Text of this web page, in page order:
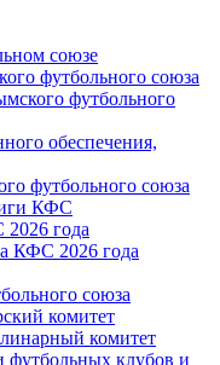
союзе
футбольного союза
футбольного
обеспечения,
футбольного союза
КФС
года
КФС 2026 года
союза
комитет
комитет
футбольных клубов и